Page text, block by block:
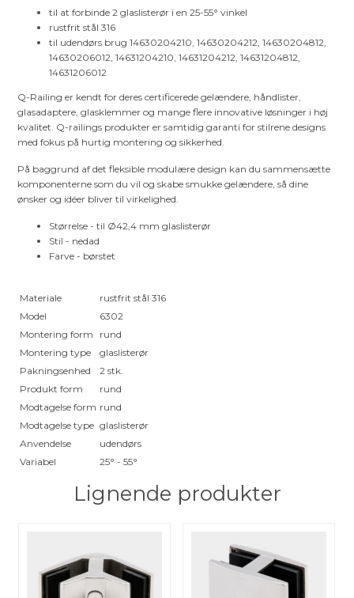
til at forbinde 2 glaslisterør i en 25-55° vinkel
rustfrit stål 316
til udendørs brug 14630204210, 14630204212, 14630204812,
14630206012, 14631204210, 14631204212, 14631204812,
14631206012
Q-Railing er kendt for deres certificerede gelændere, håndlister,
glasadaptere, glasklemmer og mange flere innovative løsninger i høj
kvalitet. Q-railings produkter er samtidig garanti for stilrene designs
med fokus på hurtig montering og sikkerhed.
På baggrund af det fleksible modulære design kan du sammensætte
komponenterne som du vil og skabe smukke gelændere, så dine
ønsker og idéer bliver til virkelighed.
Størrelse - til Ø42,4 mm glaslisterør
Stil - nedad
Farve - børstet
Materiale
rustfrit stål 316
Model
6302
Montering form
rund
Montering type
glaslisterør
Pakningsenhed
2 stk.
Produkt form
rund
Modtagelse form rund
Modtagelse type glaslisterør
Anvendelse
udendørs
Variabel
25° - 55°
Lignende produkter